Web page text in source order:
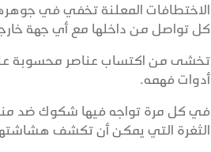
الاختطافات المعلنة تخفي في
كل تواصل من داخلها مع أي جهة
تخشى من اكتساب عناصر محسوبة
أدوات فهمه.
في كل مرة تواجه فيها شكوك ضد
الثغرة التي يمكن أن تكشف هشاشتها